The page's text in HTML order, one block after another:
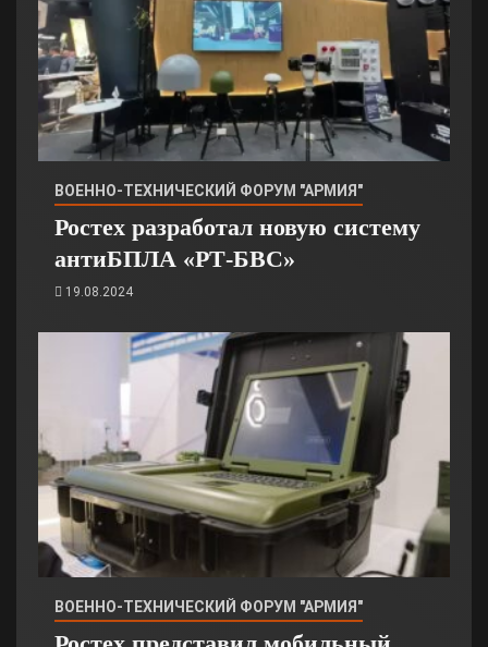
ВОЕННО-ТЕХНИЧЕСКИЙ ФОРУМ "АРМИЯ"
Ростех разработал новую систему
антиБПЛА «РТ-БВС»
19.08.2024
ВОЕННО-ТЕХНИЧЕСКИЙ ФОРУМ "АРМИЯ"